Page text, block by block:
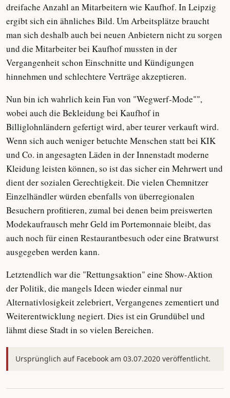
dreifache Anzahl an Mitarbeitern wie Kaufhof. In Leipzig
ergibt sich ein ähnliches Bild. Um Arbeitsplätze braucht
man sich deshalb auch bei neuen Anbietern nicht zu sorgen
und die Mitarbeiter bei Kaufhof mussten in der
Vergangenheit schon Einschnitte und Kündigungen
hinnehmen und schlechtere Verträge akzeptieren.
Nun bin ich wahrlich kein Fan von "Wegwerf-Mode"",
wobei auch die Bekleidung bei Kaufhof in
Billiglohnländern gefertigt wird, aber teurer verkauft wird.
Wenn sich auch weniger betuchte Menschen statt bei KIK
und Co. in angesagten Läden in der Innenstadt moderne
Kleidung leisten können, so ist das sicher ein Mehrwert und
dient der sozialen Gerechtigkeit. Die vielen Chemnitzer
Einzelhändler würden ebenfalls von überregionalen
Besuchern profitieren, zumal bei denen beim preiswerten
Modekaufrausch mehr Geld im Portemonnaie bleibt, das
auch noch für einen Restaurantbesuch oder eine Bratwurst
ausgegeben werden kann.
Letztendlich war die "Rettungsaktion" eine Show-Aktion
der Politik, die mangels Ideen wieder einmal nur
Alternativlosigkeit zelebriert, Vergangenes zementiert und
Weiterentwicklung negiert. Dies ist ein Grundübel und
lähmt diese Stadt in so vielen Bereichen.
Ursprünglich auf Facebook am 03.07.2020 veröffentlicht.